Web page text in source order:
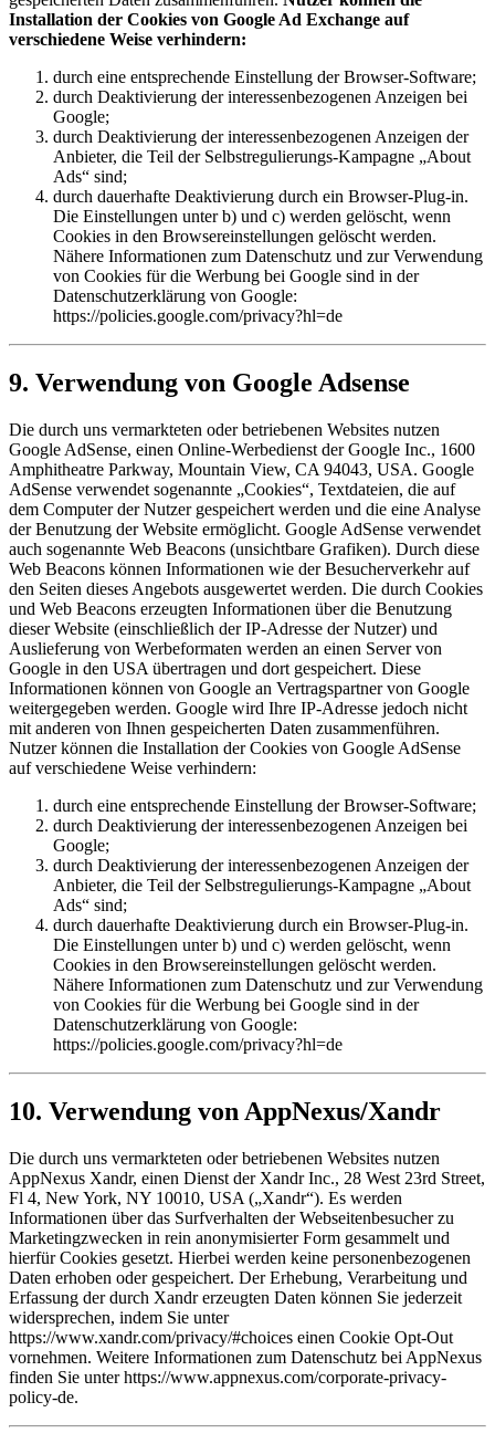
Installation der Cookies von Google Ad Exchange auf
verschiedene Weise verhindern:
durch eine entsprechende Einstellung der Browser-Software;
durch Deaktivierung der interessenbezogenen Anzeigen bei
Google;
durch Deaktivierung der interessenbezogenen Anzeigen der
Anbieter, die Teil der Selbstregulierungs-Kampagne „About
Ads“ sind;
durch dauerhafte Deaktivierung durch ein Browser-Plug-in.
Die Einstellungen unter b) und c) werden gelöscht, wenn
Cookies in den Browsereinstellungen gelöscht werden.
Nähere Informationen zum Datenschutz und zur Verwendung
von Cookies für die Werbung bei Google sind in der
Datenschutzerklärung von Google:
https://policies.google.com/privacy?hl=de
9. Verwendung von Google Adsense
Die durch uns vermarkteten oder betriebenen Websites nutzen
Google AdSense, einen Online-Werbedienst der Google Inc., 1600
Amphitheatre Parkway, Mountain View, CA 94043, USA. Google
AdSense verwendet sogenannte „Cookies“, Textdateien, die auf
dem Computer der Nutzer gespeichert werden und die eine Analyse
der Benutzung der Website ermöglicht. Google AdSense verwendet
auch sogenannte Web Beacons (unsichtbare Grafiken). Durch diese
Web Beacons können Informationen wie der Besucherverkehr auf
den Seiten dieses Angebots ausgewertet werden. Die durch Cookies
und Web Beacons erzeugten Informationen über die Benutzung
dieser Website (einschließlich der IP-Adresse der Nutzer) und
Auslieferung von Werbeformaten werden an einen Server von
Google in den USA übertragen und dort gespeichert. Diese
Informationen können von Google an Vertragspartner von Google
weitergegeben werden. Google wird Ihre IP-Adresse jedoch nicht
mit anderen von Ihnen gespeicherten Daten zusammenführen.
Nutzer können die Installation der Cookies von Google AdSense
auf verschiedene Weise verhindern:
durch eine entsprechende Einstellung der Browser-Software;
durch Deaktivierung der interessenbezogenen Anzeigen bei
Google;
durch Deaktivierung der interessenbezogenen Anzeigen der
Anbieter, die Teil der Selbstregulierungs-Kampagne „About
Ads“ sind;
durch dauerhafte Deaktivierung durch ein Browser-Plug-in.
Die Einstellungen unter b) und c) werden gelöscht, wenn
Cookies in den Browsereinstellungen gelöscht werden.
Nähere Informationen zum Datenschutz und zur Verwendung
von Cookies für die Werbung bei Google sind in der
Datenschutzerklärung von Google:
https://policies.google.com/privacy?hl=de
10. Verwendung von AppNexus/Xandr
Die durch uns vermarkteten oder betriebenen Websites nutzen
AppNexus Xandr, einen Dienst der Xandr Inc., 28 West 23rd Street,
Fl 4, New York, NY 10010, USA („Xandr“). Es werden
Informationen über das Surfverhalten der Webseitenbesucher zu
Marketingzwecken in rein anonymisierter Form gesammelt und
hierfür Cookies gesetzt. Hierbei werden keine personenbezogenen
Daten erhoben oder gespeichert. Der Erhebung, Verarbeitung und
Erfassung der durch Xandr erzeugten Daten können Sie jederzeit
widersprechen, indem Sie unter
https://www.xandr.com/privacy/#choices einen Cookie Opt-Out
vornehmen. Weitere Informationen zum Datenschutz bei AppNexus
finden Sie unter https://www.appnexus.com/corporate-privacy-
policy-de.